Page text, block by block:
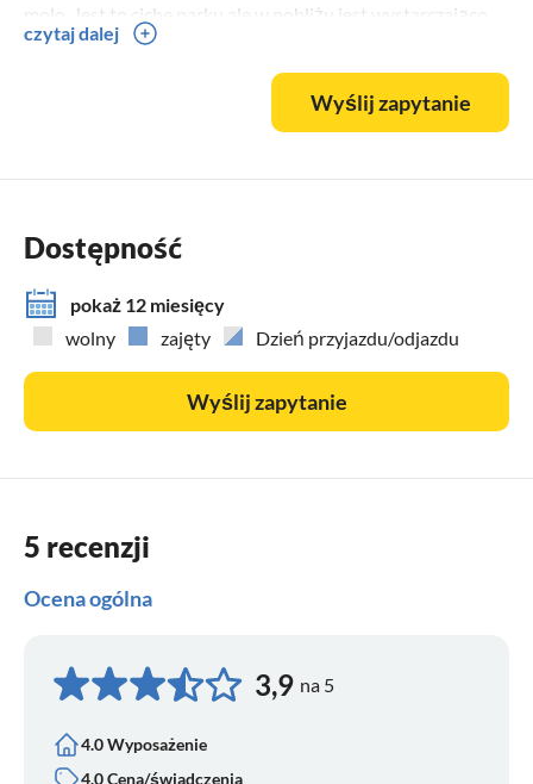
molo. Jest to ciche parku ale w pobliżu jest wystarczająco
dużo rozrywki dla młodych i starych. Jest coś dla każdego.
W ciągu pół do 3/4 godziny można dojechać samochodem
do najpiękniejszych miejsc w północnej Holandii jako
czytaj dalej
Wyślij zapytanie
Dostępność
pokaż 12 miesięcy
wolny
zajęty Dzień przyjazdu/odjazdu
Wyślij zapytanie
5 recenzji
Ocena ogólna
3,9 na 5
4.0 Wyposażenie
4.0 Cena/świadczenia